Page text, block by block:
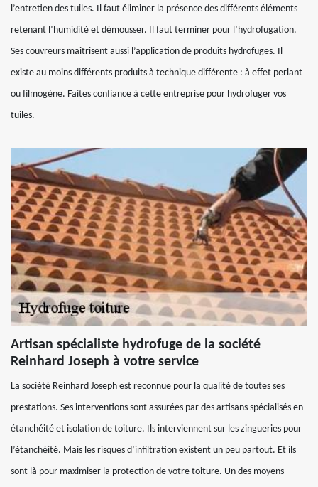
l’entretien des tuiles. Il faut éliminer la présence des différents éléments
retenant l’humidité et démousser. Il faut terminer pour l’hydrofugation.
Ses couvreurs maitrisent aussi l’application de produits hydrofuges. Il
existe au moins différents produits à technique différente : à effet perlant
ou filmogène. Faites confiance à cette entreprise pour hydrofuger vos
tuiles.
Artisan spécialiste hydrofuge de la société
Reinhard Joseph à votre service
La société Reinhard Joseph est reconnue pour la qualité de toutes ses
prestations. Ses interventions sont assurées par des artisans spécialisés en
étanchéité et isolation de toiture. Ils interviennent sur les zingueries pour
l’étanchéité. Mais les risques d’infiltration existent un peu partout. Et ils
sont là pour maximiser la protection de votre toiture. Un des moyens